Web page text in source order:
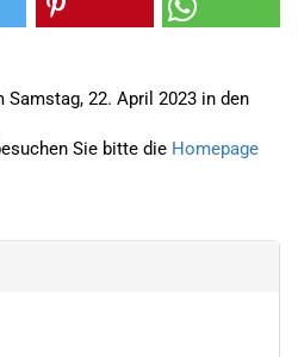
22. April 2023 in den
Sie bitte die Homepage